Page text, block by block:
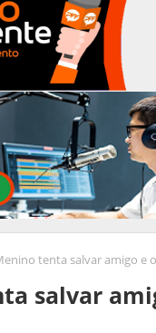
tenta salvar amigo e
salvar